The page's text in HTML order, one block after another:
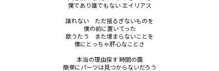
僕であり誰でもない エイリアス
譲れない　ただ揺るぎないものを
僕の前に置いてった
歌うたう　また埋まらないことを
僕にとっちゃ肝心なことさ
本当の理由探す 時間の靄
簡単にパーツは見つからないだろう